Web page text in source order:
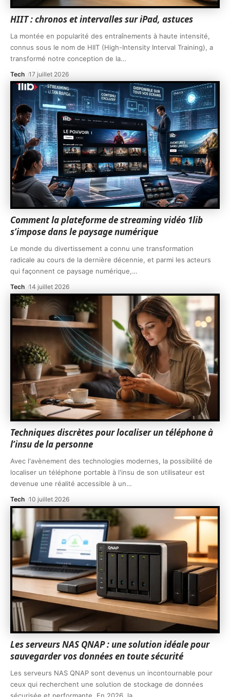
HIIT : chronos et intervalles sur iPad, astuces
La montée en popularité des entraînements à haute intensité,
connus sous le nom de HIIT (High-Intensity Interval Training), a
transformé notre conception de la…
Tech 17 juillet 2026
Comment la plateforme de streaming vidéo 1lib
s’impose dans le paysage numérique
Le monde du divertissement a connu une transformation
radicale au cours de la dernière décennie, et parmi les acteurs
qui façonnent ce paysage numérique,…
Tech 14 juillet 2026
Techniques discrètes pour localiser un téléphone à
l’insu de la personne
Avec l'avènement des technologies modernes, la possibilité de
localiser un téléphone portable à l'insu de son utilisateur est
devenue une réalité accessible à un…
Tech 10 juillet 2026
Les serveurs NAS QNAP : une solution idéale pour
sauvegarder vos données en toute sécurité
Les serveurs NAS QNAP sont devenus un incontournable pour
ceux qui recherchent une solution de stockage de données